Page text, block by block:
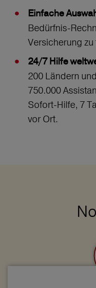
Einfache
Versicherung zu
24/7 Hilfe
200 Ländern
750.000
Sofort-Hilfe, 7
vor Ort.